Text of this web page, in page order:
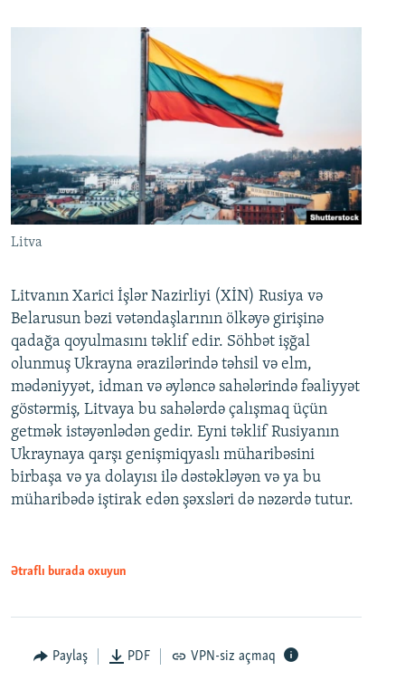
Litva
Litvanın Xarici İşlər Nazirliyi (XİN) Rusiya və
Belarusun bəzi vətəndaşlarının ölkəyə girişinə
qadağa qoyulmasını təklif edir. Söhbət işğal
olunmuş Ukrayna ərazilərində təhsil və elm,
mədəniyyət, idman və əyləncə sahələrində fəaliyyət
göstərmiş, Litvaya bu sahələrdə çalışmaq üçün
getmək istəyənlədən gedir. Eyni təklif Rusiyanın
Ukraynaya qarşı genişmiqyaslı müharibəsini
birbaşa və ya dolayısı ilə dəstəkləyən və ya bu
müharibədə iştirak edən şəxsləri də nəzərdə tutur.
Ətraflı burada oxuyun
Paylaş PDF VPN-siz açmaq